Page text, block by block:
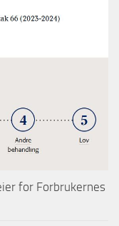
for Forbrukernes